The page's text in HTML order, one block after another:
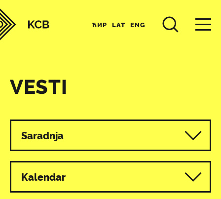
ЋИР LAT ENG
VESTI
Svi programi
Saradnja
Kalendar